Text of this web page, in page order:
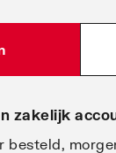
zakelijk
besteld,